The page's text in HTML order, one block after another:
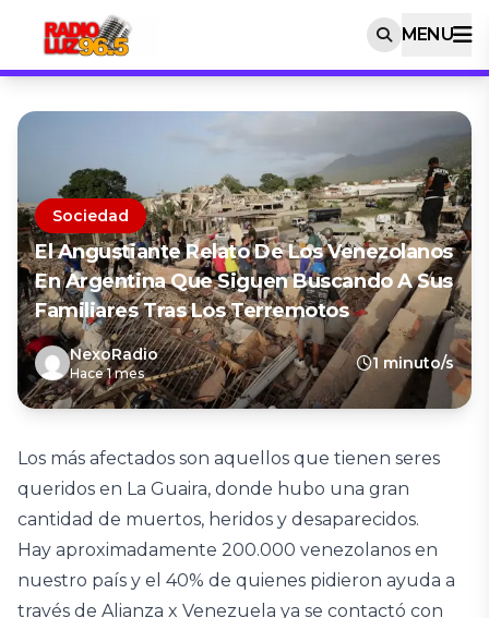
MENU
Sociedad
El Angustiante Relato De Los Venezolanos
En Argentina Que Siguen Buscando A Sus
Familiares Tras Los Terremotos
NexoRadio
Hace 1 mes
1 minuto/s
Los más afectados son aquellos que tienen seres
queridos en La Guaira, donde hubo una gran
cantidad de muertos, heridos y desaparecidos.
Hay aproximadamente 200.000 venezolanos en
nuestro país y el 40% de quienes pidieron ayuda a
través de Alianza x Venezuela ya se contactó con